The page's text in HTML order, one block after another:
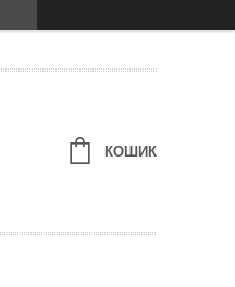
КОШИК